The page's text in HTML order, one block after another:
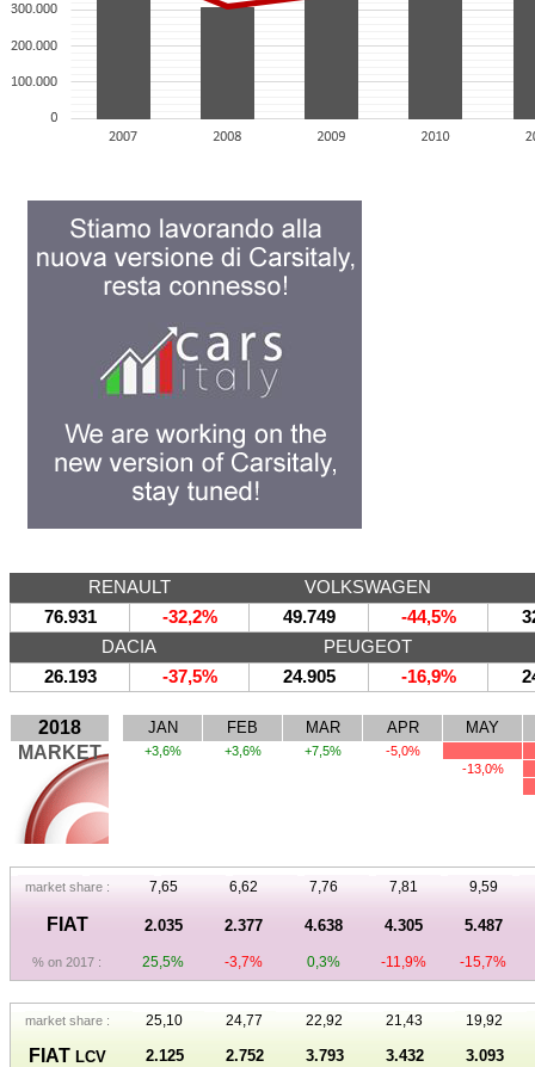
RENAULT
VOLKSWAGEN
76.931
-32,2% 49.749 -44,5%
DACIA
PEUGEOT
26.193
-37,5% 24.905 -16,9%
2018 JAN FEB MAR APR MAY
MARKET +3,6% +3,6% +7,5%
-5,0%
-13,0%
market share : 7,65 6,62 7,76 7,81 9,59
FIAT 2.035 2.377 4.638 4.305 5.487
% on 2017 : 25,5% -3,7% 0,3% -11,9% -15,7%
market share : 25,10 24,77 22,92 21,43 19,92
FIAT LCV 2.125 2.752 3.793 3.432 3.093